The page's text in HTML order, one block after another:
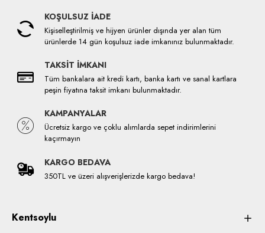
KOŞULSUZ İADE
Kişiselleştirilmiş ve hijyen ürünler dışında yer alan tüm
ürünlerde 14 gün koşulsuz iade imkanınız bulunmaktadır.
TAKSİT İMKANI
Tüm bankalara ait kredi kartı, banka kartı ve sanal kartlara
peşin fiyatına taksit imkanı bulunmaktadır.
KAMPANYALAR
Ücretsiz kargo ve çoklu alımlarda sepet indirimlerini
kaçırmayın
KARGO BEDAVA
350TL ve üzeri alışverişlerizde kargo bedava!
Kentsoylu